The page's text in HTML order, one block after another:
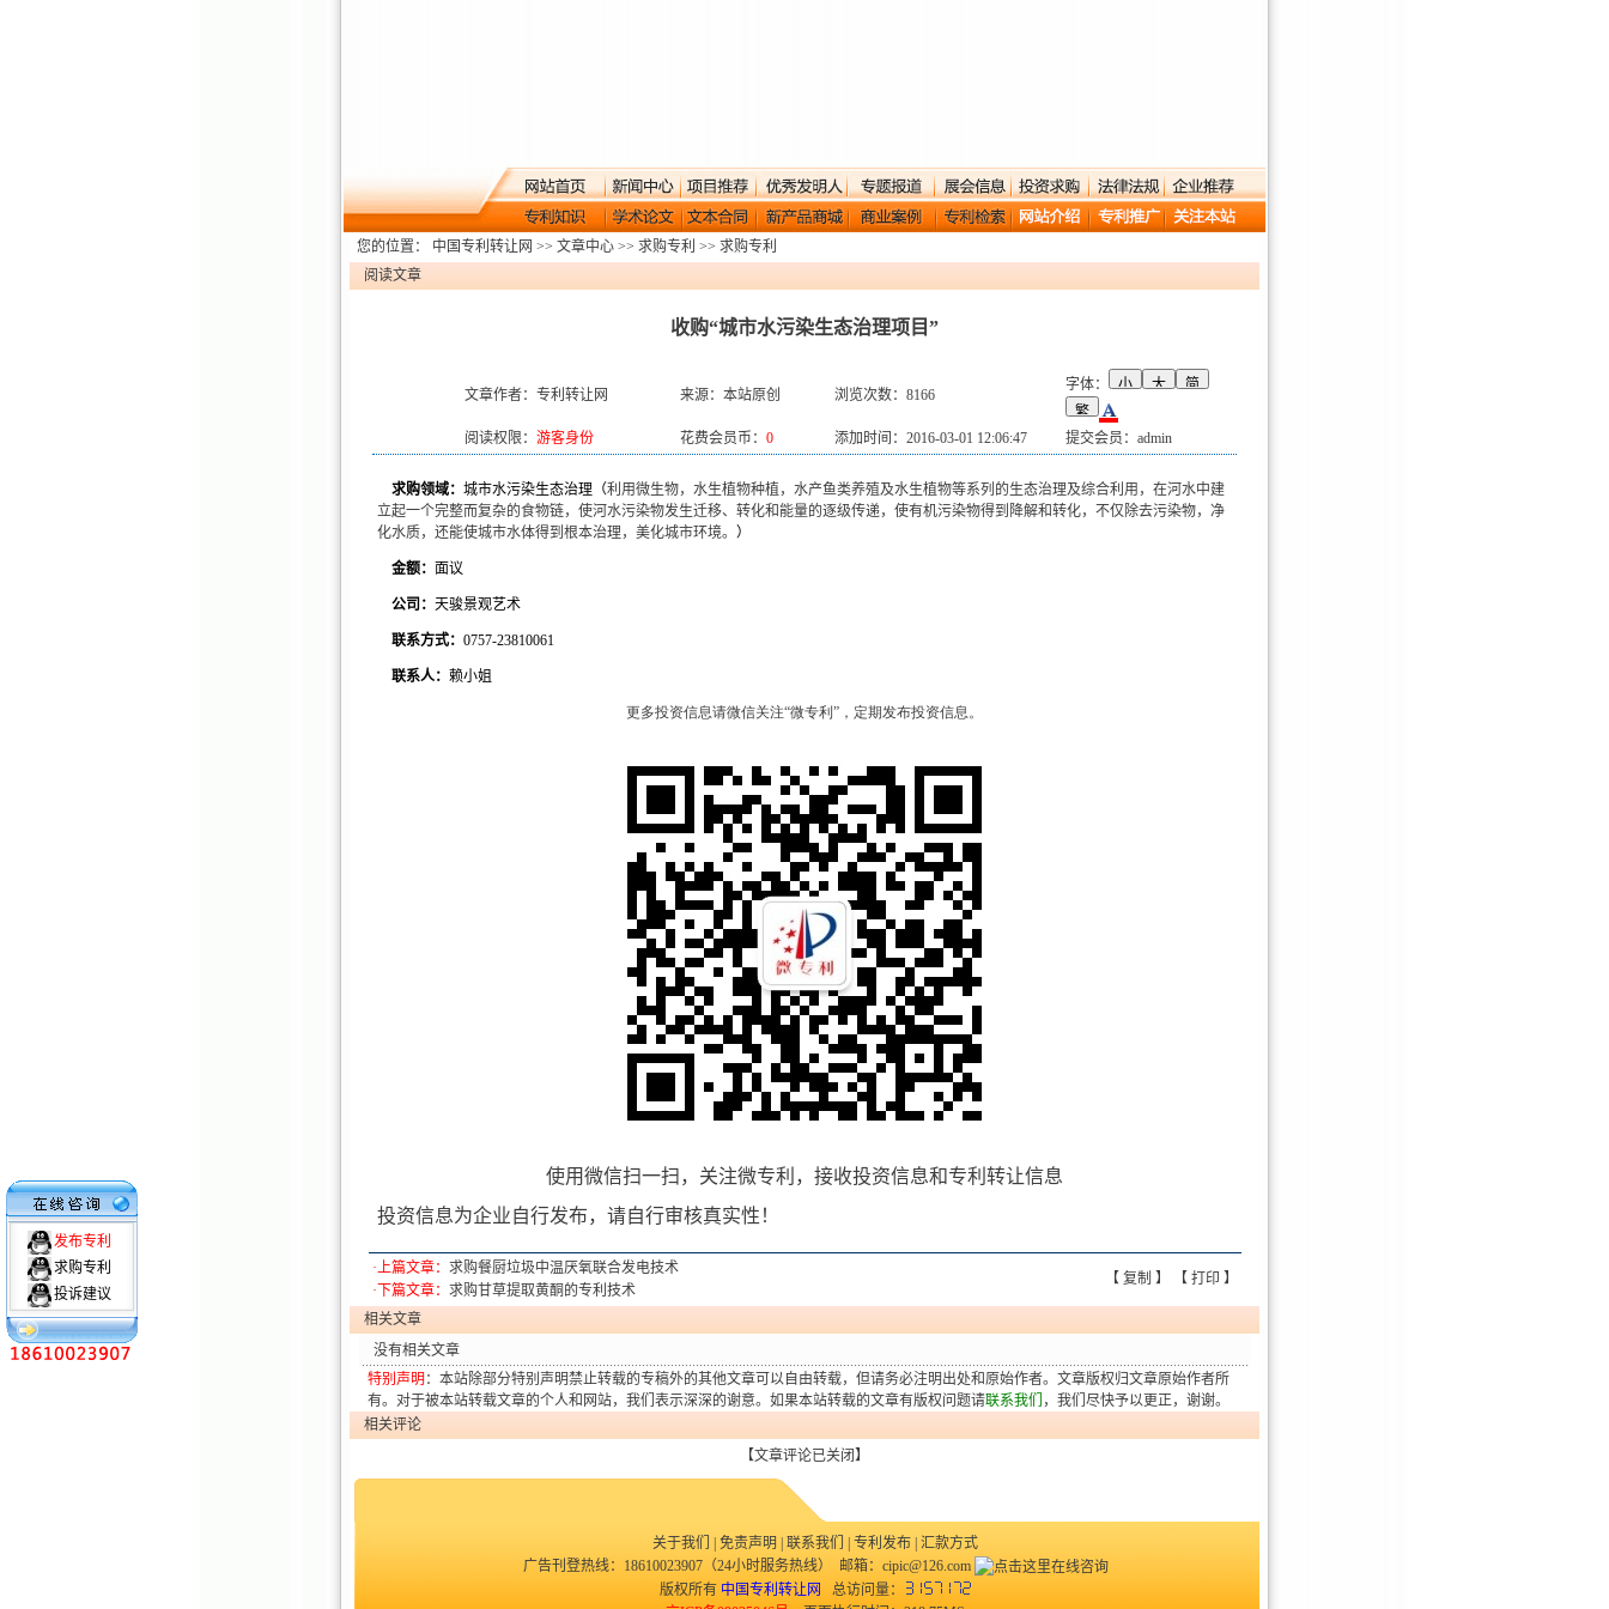
发布专利
求购专利
投诉建议
您的位置： 中国专利转让网 >> 文章中心 >> 求购专利 >> 求购专利
阅读文章
收购“城市水污染生态治理项目”
文章作者：专利转让网 来源：本站原创 浏览次数：8166
字体：
阅读权限： 游客身份 花费会员币： 0 添加时间：2016-03-01 12:06:47 提交会员：admin
求购领域： 城市水污染生态治理（利用微生物，水生植物种植，水产鱼类养殖及水生植物等系列的生态治理及综合利用，在河水中建
立起一个完整而复杂的食物链，使河水污染物发生迁移、转化和能量的逐级传递，使有机污染物得到降解和转化，不仅除去污染物，净
化水质，还能使城市水体得到根本治理，美化城市环境。 ）
金额： 面议
公司： 天骏景观艺术
联系方式： 0757-23810061
联系人： 赖小姐
更多投资信息请微信关注“微专利”，定期发布投资信息。
使用微信扫一扫，关注微专利，接收投资信息和专利转让信息
投资信息为企业自行发布，请自行审核真实性！
·上篇文章： 求购餐厨垃圾中温厌氧联合发电技术
·下篇文章： 求购甘草提取黄酮的专利技术
【 复制 】 【 打印 】
相关文章
没有相关文章
特别声明 ：本站除部分特别声明禁止转载的专稿外的其他文章可以自由转载，但请务必注明出处和原始作者。文章版权归文章原始作者所
有。对于被本站转载文章的个人和网站，我们表示深深的谢意。如果本站转载的文章有版权问题请联系我们 ，我们尽快予以更正，谢谢。
相关评论
【文章评论已关闭】
关于我们 免责声明 联系我们 专利发布 汇款方式
广告刊登热线：18610023907（24小时服务热线） 邮箱：cipic@126.com
版权所有 中国专利转让网
总访问量：